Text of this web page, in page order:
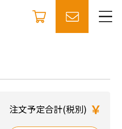
注文予定合計(税別) ￥